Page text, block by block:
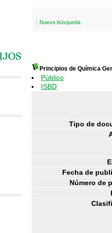
Nueva búsqueda
Principios de Química
Público
ISBD
Tipo de
Fecha de
Número de